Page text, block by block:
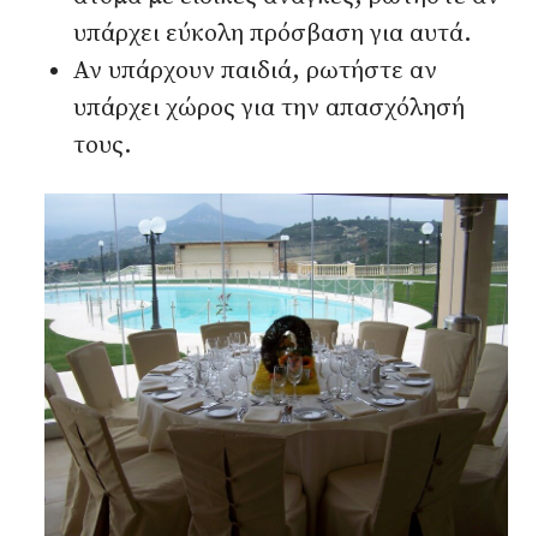
υπάρχει εύκολη πρόσβαση για αυτά.
Αν υπάρχουν παιδιά, ρωτήστε αν
υπάρχει χώρος για την απασχόλησή
τους.